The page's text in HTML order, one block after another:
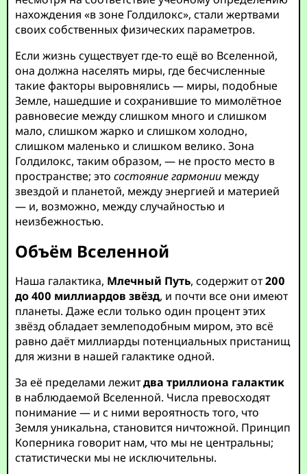
нахождения «в зоне Голдилокс», стали жертвами
своих собственных физических параметров.
Если жизнь существует где-то ещё во Вселенной,
она должна населять миры, где бесчисленные
такие факторы выровнялись — миры, подобные
Земле, нашедшие и сохранившие то мимолётное
равновесие между слишком много и слишком
мало, слишком жарко и слишком холодно,
слишком маленько и слишком велико. Зона
Голдилокс, таким образом, — не просто место в
пространстве; этосостояние гармонии между
звездой и планетой, между энергией и материей
— и, возможно, между случайностью и
неизбежностью.
Объём Вселенной
Наша галактика, Млечный Путь, содержит от200
до 400 миллиардов звёзд, и почти все они имеют
планеты. Даже если только один процент этих
звёзд обладает землеподобным миром, это всё
равно даёт миллиарды потенциальных пристанищ
для жизни в нашей галактике одной.
За её пределами лежитдва триллиона галактик
в наблюдаемой Вселенной. Числа превосходят
понимание — и с ними вероятность того, что
Земля уникальна, становится ничтожной. Принцип
Коперника говорит нам, что мы не центральны;
статистически мы не исключительны.